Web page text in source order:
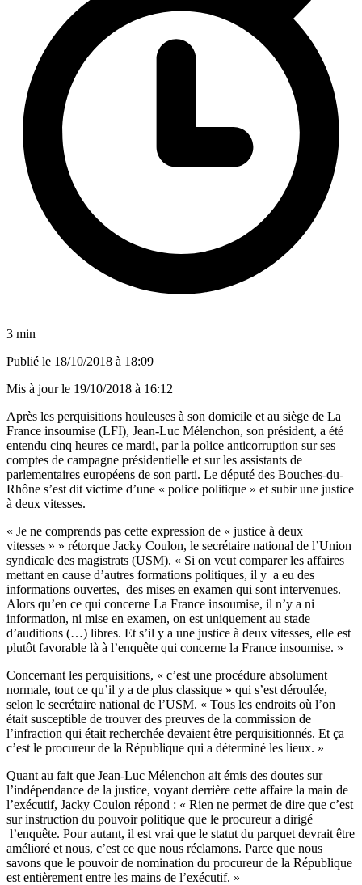
3 min
Publié le 18/10/2018 à 18:09
Mis à jour le 19/10/2018 à 16:12
Après les perquisitions houleuses à son domicile et au siège de La
France insoumise (LFI), Jean-Luc Mélenchon, son président, a été
entendu cinq heures ce mardi, par la police anticorruption sur ses
comptes de campagne présidentielle et sur les assistants de
parlementaires européens de son parti. Le député des Bouches-du-
Rhône s’est dit victime d’une « police politique » et subir une justice
à deux vitesses.
« Je ne comprends pas cette expression de « justice à deux
vitesses » » rétorque Jacky Coulon, le secrétaire national de l’Union
syndicale des magistrats (USM). « Si on veut comparer les affaires
mettant en cause d’autres formations politiques, il y a eu des
informations ouvertes, des mises en examen qui sont intervenues.
Alors qu’en ce qui concerne La France insoumise, il n’y a ni
information, ni mise en examen, on est uniquement au stade
d’auditions (…) libres. Et s’il y a une justice à deux vitesses, elle est
plutôt favorable là à l’enquête qui concerne la France insoumise. »
Concernant les perquisitions, « c’est une procédure absolument
normale, tout ce qu’il y a de plus classique » qui s’est déroulée,
selon le secrétaire national de l’USM. « Tous les endroits où l’on
était susceptible de trouver des preuves de la commission de
l’infraction qui était recherchée devaient être perquisitionnés. Et ça
c’est le procureur de la République qui a déterminé les lieux. »
Quant au fait que Jean-Luc Mélenchon ait émis des doutes sur
l’indépendance de la justice, voyant derrière cette affaire la main de
l’exécutif, Jacky Coulon répond : « Rien ne permet de dire que c’est
sur instruction du pouvoir politique que le procureur a dirigé
l’enquête. Pour autant, il est vrai que le statut du parquet devrait être
amélioré et nous, c’est ce que nous réclamons. Parce que nous
savons que le pouvoir de nomination du procureur de la République
est entièrement entre les mains de l’exécutif. »